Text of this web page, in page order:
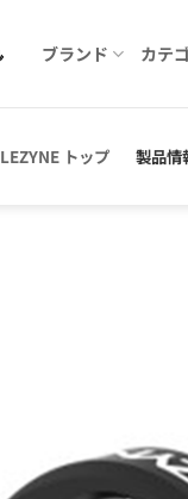
ブランド カテ
LEZYNE トップ 製品情